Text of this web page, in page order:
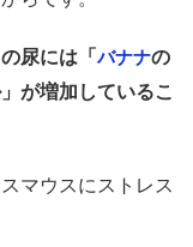
尿には「バナナの
が増加しているこ
マウスにストレス